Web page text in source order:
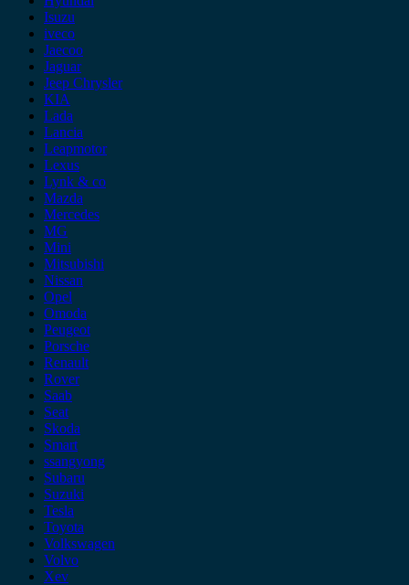
Isuzu
iveco
Jaecoo
Jaguar
Jeep Chrysler
KIA
Lada
Lancia
Leapmotor
Lexus
Lynk & co
Mazda
Mercedes
MG
Mini
Mitsubishi
Nissan
Opel
Omoda
Peugeot
Porsche
Renault
Rover
Saab
Seat
Skoda
Smart
ssangyong
Subaru
Suzuki
Tesla
Toyota
Volkswagen
Volvo
Xev